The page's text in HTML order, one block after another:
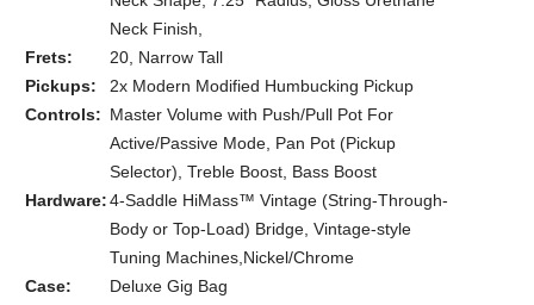
Neck Finish,
Frets:
20, Narrow Tall
Pickups:
2x Modern Modified Humbucking Pickup
Controls: Master Volume with Push/Pull Pot For
Active/Passive Mode, Pan Pot (Pickup
Selector), Treble Boost, Bass Boost
Hardware:4-Saddle HiMass™ Vintage (String-Through-
Body or Top-Load) Bridge, Vintage-style
Tuning Machines,Nickel/Chrome
Case:
Deluxe Gig Bag